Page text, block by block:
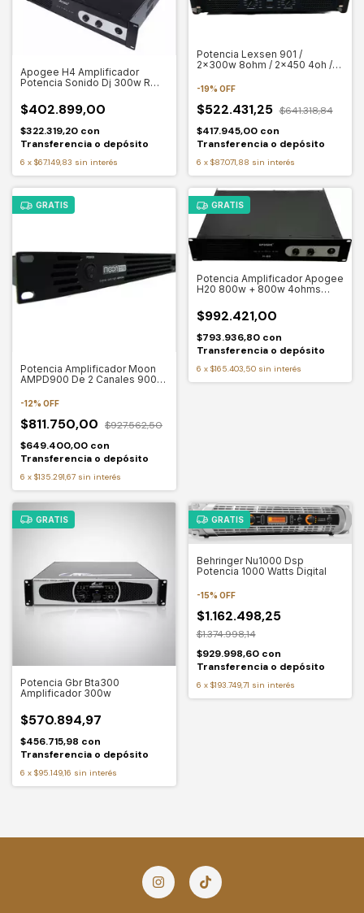
Apogee H4 Amplificador
Potencia Sonido Dj 300w Rms
$402.899,00
$322.319,20 con
Transferencia o depósito
6 x $67.149,83 sin interés
Potencia Lexsen 901 /
2x300w 8ohm / 2x450 4oh /
-19% OFF
$522.431,25 $641.318,84
$417.945,00 con
Transferencia o depósito
6 x $87.071,88 sin interés
GRATIS
Potencia Amplificador Moon
AMPD900 De 2 Canales 900w
-12% OFF
$811.750,00 $927.562,50
$649.400,00 con
Transferencia o depósito
6 x $135.291,67 sin interés
GRATIS
Potencia Amplificador Apogee
H20 800w + 800w 4ohms
Potencia De Salida Rms 1500
W
$992.421,00
$793.936,80 con
Transferencia o depósito
6 x $165.403,50 sin interés
GRATIS
Potencia Gbr Bta300
Amplificador 300w
$570.894,97
$456.715,98 con
Transferencia o depósito
6 x $95.149,16 sin interés
GRATIS
Behringer Nu1000 Dsp
Potencia 1000 Watts Digital
-15% OFF
$1.162.498,25
$1.374.998,14
$929.998,60 con
Transferencia o depósito
6 x $193.749,71 sin interés